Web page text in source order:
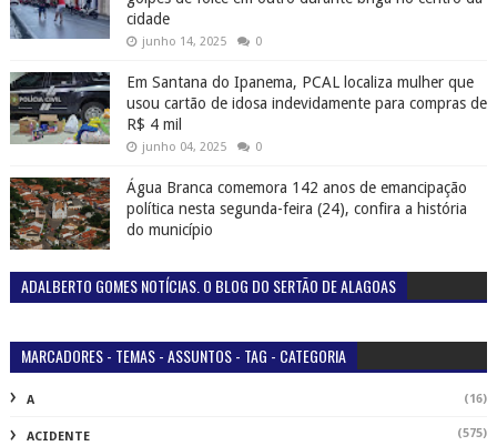
cidade
junho 14, 2025 0
Em Santana do Ipanema, PCAL localiza mulher que
usou cartão de idosa indevidamente para compras de
R$ 4 mil
junho 04, 2025 0
Água Branca comemora 142 anos de emancipação
política nesta segunda-feira (24), confira a história
do município
ADALBERTO GOMES NOTÍCIAS. O BLOG DO SERTÃO DE ALAGOAS
MARCADORES - TEMAS - ASSUNTOS - TAG - CATEGORIA
A (16)
ACIDENTE (575)